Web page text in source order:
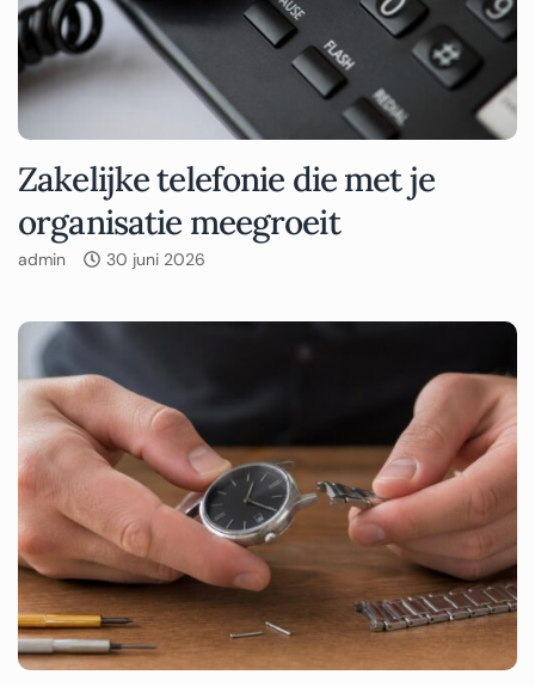
Zakelijke telefonie die met je
organisatie meegroeit
admin 30 juni 2026